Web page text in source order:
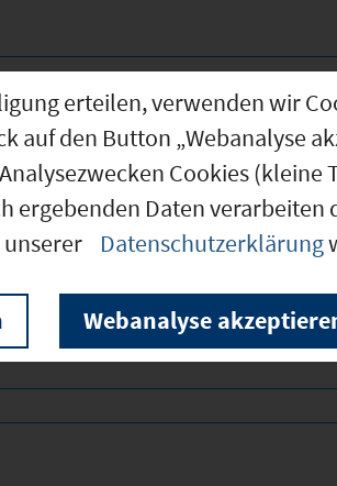
330
erteilen, verwenden wir
auf den Button „Webanalyse
Cookies
ergebenden Daten
Datenschutzerklärung
Webanalyse